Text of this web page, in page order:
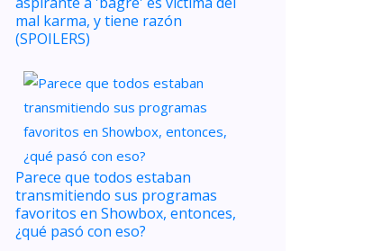
mal karma, y ​​tiene razón
(SPOILERS)
Parece que todos estaban
transmitiendo sus programas
favoritos en Showbox, entonces,
¿qué pasó con eso?